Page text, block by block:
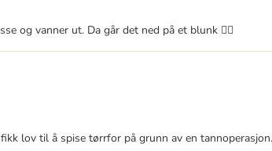
og vanner ut. Da går det ned på et blunk 👌🏼
lov til å spise tørrfor på grunn av en